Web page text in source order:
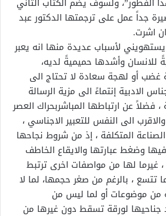
جداً عمل على ترجمتها الدكتور عبد
اشرت.
لأسباب عديدة منها انه يعبر
للانسان وأشدها حميميةً لديه،
غضب أو لهجة سعادة لا تحتاج الى
الادبية إنتماءً الى مزية الرسالة
، فضلاً عن ارتباطها المباشربحراك العصر
الى النفس للتعبير الاجناسي ،
الصناعة المتكلفة ، إذ من شروط نجاحها
وضغط عبارتها والايقاع الخاطف
غيرما لها من مواصفات اخرى ترتبط
تتسع ، بالرغم من صغر حجمها، لما لا
من موضوعات أو لما ليس من
لورقة تسقط دون غيرها من